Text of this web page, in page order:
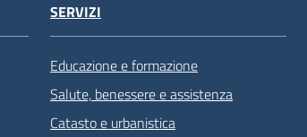
SERVIZI
Educazione e formazione
Salute, benessere e assistenza
Catasto e urbanistica